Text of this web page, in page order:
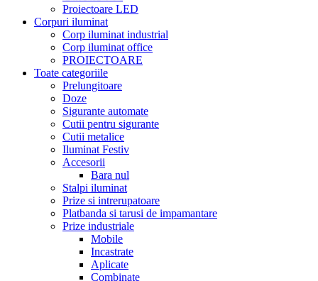
Proiectoare LED
Corpuri iluminat
Corp iluminat industrial
Corp iluminat office
PROIECTOARE
Toate categoriile
Prelungitoare
Doze
Sigurante automate
Cutii pentru sigurante
Cutii metalice
Iluminat Festiv
Accesorii
Bara nul
Stalpi iluminat
Prize si intrerupatoare
Platbanda si tarusi de impamantare
Prize industriale
Mobile
Incastrate
Aplicate
Combinate